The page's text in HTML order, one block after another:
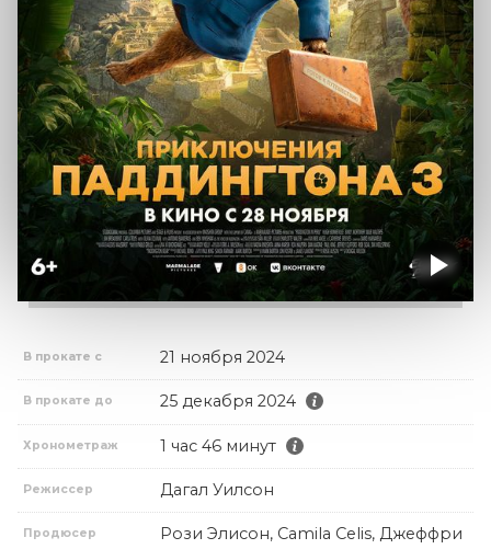
В прокате с 21 ноября 2024
В прокате до 25 декабря 2024
Хронометраж 1 час 46 минут
Режиссер Дагал Уилсон
Продюсер
Рози Элисон, Camila Celis, Джеффри